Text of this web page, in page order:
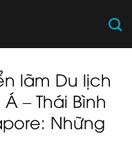
lãm Du lịch
– Thái Bình
Những